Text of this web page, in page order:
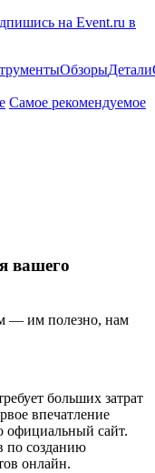
на Event.ru в
ОбзорыДетали
Самое рекомендуемое
вашего
— им полезно, нам
больших затрат
впечатление
официальный сайт.
по созданию
онлайн.